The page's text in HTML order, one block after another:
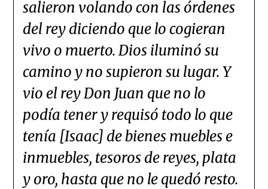
salieron volando con las órdenes
del rey diciendo que lo cogieran
vivo o muerto. Dios iluminó su
camino y no supieron su lugar. Y
vio el rey Don Juan que no lo
podía tener y requisó todo lo que
tenía [Isaac] de bienes muebles e
inmuebles, tesoros de reyes, plata
y oro, hasta que no le quedó resto.